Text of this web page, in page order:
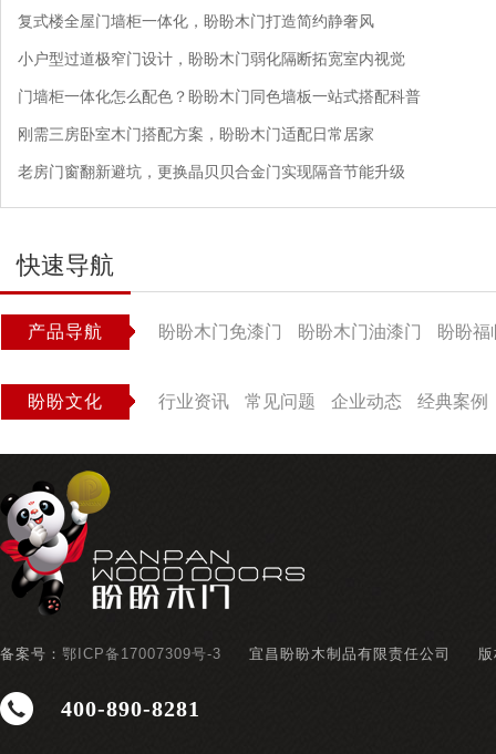
复式楼全屋门墙柜一体化，盼盼木门打造简约静奢风
小户型过道极窄门设计，盼盼木门弱化隔断拓宽室内视觉
门墙柜一体化怎么配色？盼盼木门同色墙板一站式搭配科普
刚需三房卧室木门搭配方案，盼盼木门适配日常居家
老房门窗翻新避坑，更换晶贝贝合金门实现隔音节能升级
快速导航
产品导航 盼盼木门免漆门 盼盼木门油漆门 盼盼福
盼盼文化 行业资讯 常见问题 企业动态 经典案例
备案号： 鄂ICP备17007309号-3 宜昌盼盼木制品有限责任公司
400-890-8281